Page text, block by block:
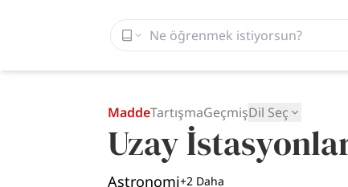
MaddeTartışmaGeçmişDil Seç
Uzay
Astronomi+2 Daha